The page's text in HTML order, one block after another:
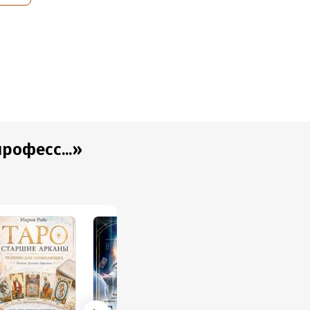
сможете